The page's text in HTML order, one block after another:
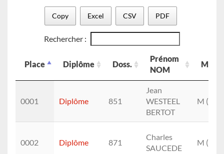
Copy Excel CSV PDF
Rechercher :
Place Diplôme Doss.
Prénom
NOM
M/F
NOM
0001
Diplôme 851
Jean
WESTEEL
BERTOT
M (1.)
0002 Diplôme 871
Charles
SAUCEDE
M (2.)